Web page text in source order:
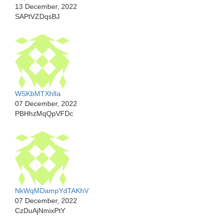
13 December, 2022
SAPtVZDqsBJ
WSKbMTXhlIa
07 December, 2022
PBHhzMqQpVFDc
NkWqMDampYdTAKhV
07 December, 2022
CzDuAjNmixPtY